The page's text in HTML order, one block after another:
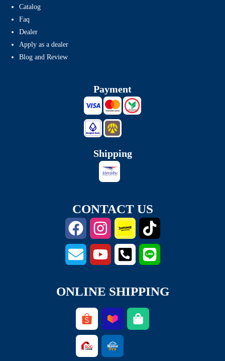
Catalog
Faq
Dealer
Apply as a dealer
Blog and Review
Payment
Shipping
CONTACT US
ONLINE SHIPPING